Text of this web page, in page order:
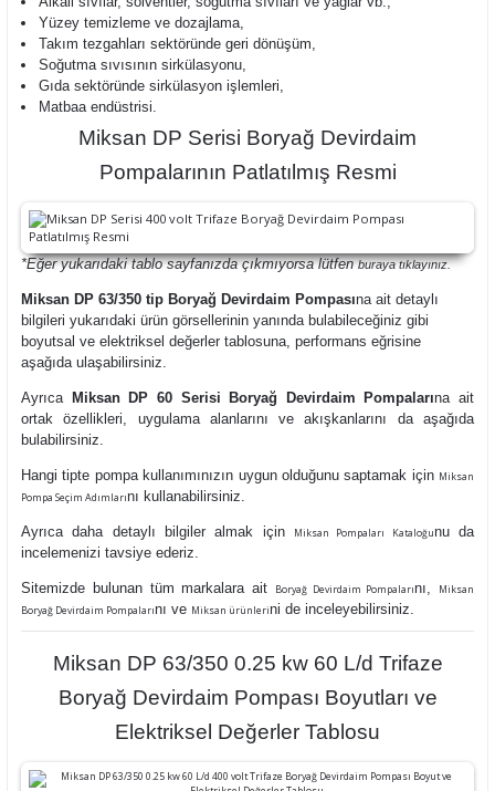
Yüzey temizleme ve dozajlama,
Takım tezgahları sektöründe geri dönüşüm,
Soğutma sıvısının sirkülasyonu,
Gıda sektöründe sirkülasyon işlemleri,
Matbaa endüstrisi.
Miksan DP Serisi Boryağ Devirdaim
Pompalarının Patlatılmış Resmi
*Eğer yukarıdaki tablo sayfanızda çıkmıyorsa lütfenburayatıklayınız.
Miksan DP 63/350 tip Boryağ Devirdaim Pompasına ait detaylı
bilgileri yukarıdaki ürün görsellerinin yanında bulabileceğiniz gibi
boyutsal ve elektriksel değerler tablosuna, performans eğrisine
aşağıda ulaşabilirsiniz.
Ayrıca Miksan DP 60 Serisi Boryağ Devirdaim Pompalarına ait
ortak özellikleri, uygulama alanlarını ve akışkanlarını da aşağıda
bulabilirsiniz.
Hangi tipte pompa kullanımınızın uygun olduğunu saptamak için Miksan
Pompa Seçim Adımlarını kullanabilirsiniz.
Ayrıca daha detaylı bilgiler almak için Miksan Pompaları Kataloğunu da
incelemenizi tavsiye ederiz.
Sitemizde bulunan tüm markalara ait Boryağ Devirdaim Pompalarını,
Miksan
Boryağ Devirdaim Pompalarını ve Miksan ürünlerini de inceleyebilirsiniz.
Miksan DP 63/350 0.25 kw 60 L/d Trifaze
Boryağ Devirdaim Pompası Boyutları ve
Elektriksel Değerler Tablosu